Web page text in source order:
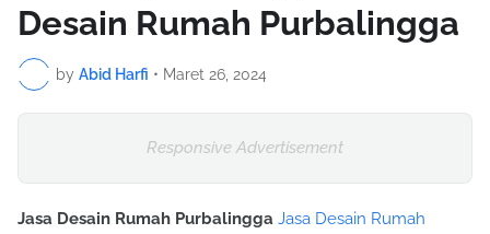
Desain Rumah Purbalingga
by Abid Harfi • Maret 26, 2024
Responsive Advertisement
Jasa Desain Rumah Purbalingga Jasa Desain Rumah